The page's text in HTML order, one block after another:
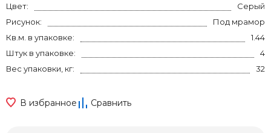
Цвет:
Серый
Рисунок:
Под мрамор
Кв.м. в упаковке:
1.44
Штук в упаковке:
4
Вес упаковки, кг:
32
В избранное Сравнить